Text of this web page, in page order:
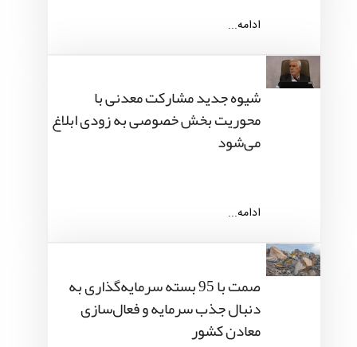
ادامه...
شیوه جدید مشارکت معدنی با
محوریت بخش خصوصی به زودی ابلاغ
می‌شود
ادامه...
صمت با 95 بسته سرمایه‌گذاری به
دنبال جذب سرمایه و فعال‌سازی
معادن کشور